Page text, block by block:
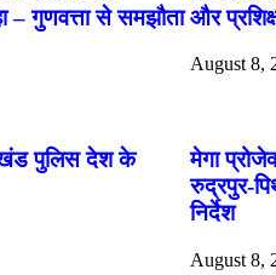
– गुणवत्ता से समझौता और
August 8,
पुलिस देश के
मेगा
रुद्रपुर-
निर्देश
August 8,